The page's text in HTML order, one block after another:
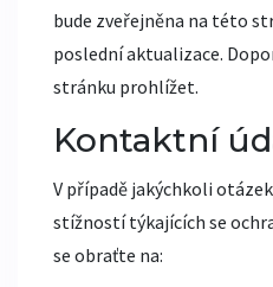
bude zveřejněna na této
poslední aktualizace.
stránku prohlížet.
Kontaktní
V případě jakýchkoli
stížností týkajících se
se obraťte na: